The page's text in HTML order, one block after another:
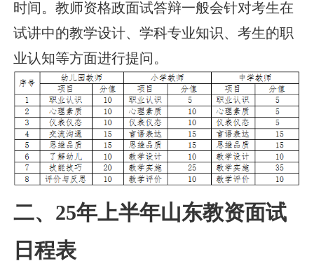
时间。教师资格政面试答辩一般会针对考生在
试讲中的教学设计、学科专业知识、考生的职
业认知等方面进行提问。
二、25年上半年山东教资面试
日程表